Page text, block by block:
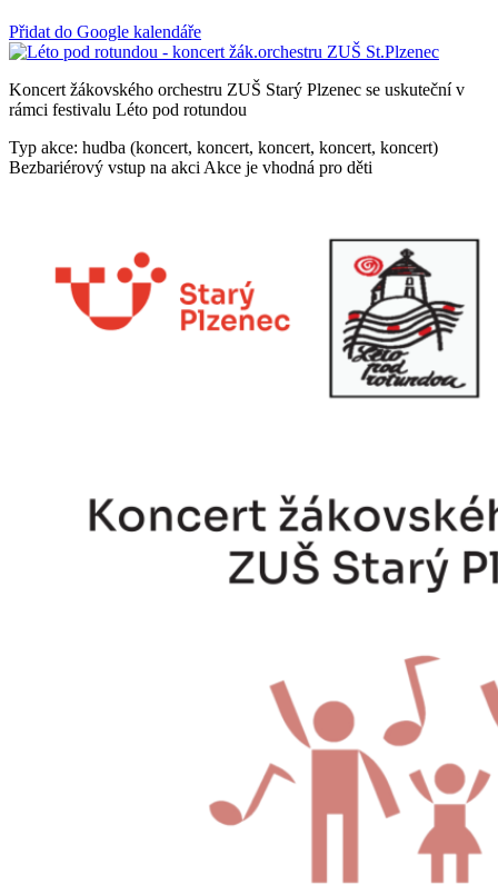
Přidat do Google kalendáře
Koncert žákovského orchestru ZUŠ Starý Plzenec se uskuteční v
rámci festivalu Léto pod rotundou
Typ akce: hudba (koncert, koncert, koncert, koncert, koncert)
Bezbariérový vstup na akci Akce je vhodná pro děti